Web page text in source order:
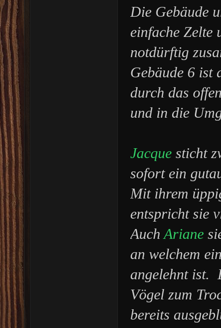
Die Gebäude
einfache Zelte
notdürftig
Gebäude 6 ist
durch das
und in die
Jacque sticht
sofort ein
Mit ihrem
entspricht sie
Auch Ariane
an welchem
angelehnt ist.
Vögel zum
bereits